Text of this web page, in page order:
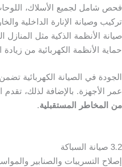
فحص شامل لجميع الأسلاك، اللوحات
تركيب وصيانة الإنارة الداخلية
صيانة الأنظمة الذكية مثل
حماية الأنظمة الكهربائية من
الجودة في الصيانة الكهربائية
عمر الأجهزة. بالإضافة لذلك، تقدم
من المخاطر المستقبلية.
3.2 صيانة السباكة
إصلاح التسريبات والصنابير